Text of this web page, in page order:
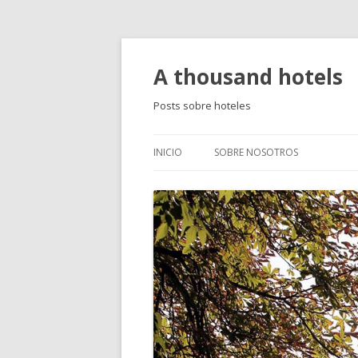
A thousand hotels
Posts sobre hoteles
INICIO SOBRE NOSOTROS